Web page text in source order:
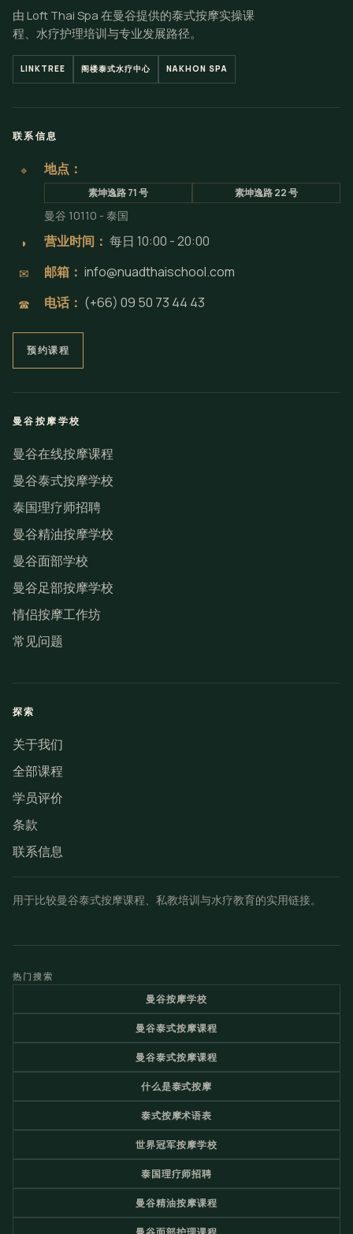
由 Loft Thai Spa 在曼谷提供的泰式按摩实操课
程、水疗护理培训与专业发展路径。
LINKTREE 阁楼泰式水疗中心 NAKHON SPA
联系信息
⌖ 地点：
素坤逸路 71 号 素坤逸路 22 号
曼谷 10110 - 泰国
◗ 营业时间： 每日 10:00 - 20:00
✉ 邮箱： info@nuadthaischool.com
☎ 电话： (+66) 09 50 73 44 43
预约课程
曼谷按摩学校
曼谷在线按摩课程
曼谷泰式按摩学校
泰国理疗师招聘
曼谷精油按摩学校
曼谷面部学校
曼谷足部按摩学校
情侣按摩工作坊
常见问题
探索
关于我们
全部课程
学员评价
条款
联系信息
用于比较曼谷泰式按摩课程、私教培训与水疗教育的实用链接。
热门搜索
曼谷按摩学校
曼谷泰式按摩课程
曼谷泰式按摩课程
什么是泰式按摩
泰式按摩术语表
世界冠军按摩学校
泰国理疗师招聘
曼谷精油按摩课程